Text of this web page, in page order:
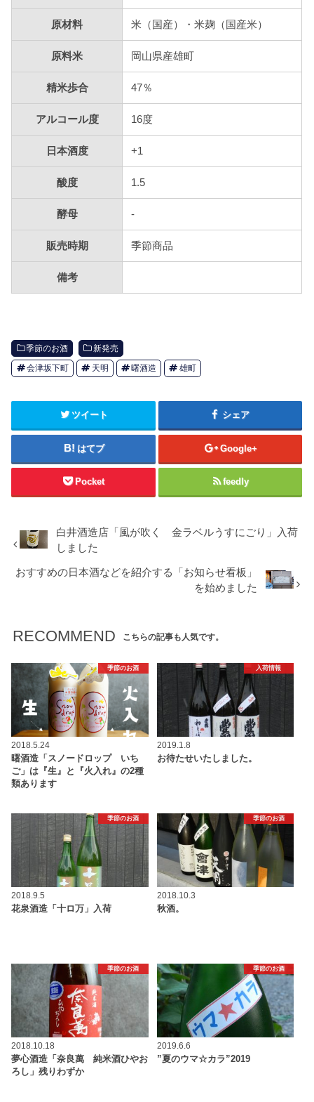
原材料 米（国産）・米麹（国産米）
原料米 岡山県産雄町
精米歩合 47％
アルコール度 16度
日本酒度 +1
酸度 1.5
酵母 -
販売時期 季節商品
備考
季節のお酒 新発売
会津坂下町 天明 曙酒造 雄町
ツイート シェア
はてブ Google+
Pocket feedly
白井酒造店「風が吹く 金ラベルうすにごり」入荷
しました
おすすめの日本酒などを紹介する「お知らせ看板」
を始めました
RECOMMEND こちらの記事も人気です。
季節のお酒
2018.5.24
曙酒造「スノードロップ いち
ご」は『生』と『火入れ』の2種
類あります
入荷情報
2019.1.8
お待たせいたしました。
季節のお酒
2018.9.5
花泉酒造「十ロ万」入荷
季節のお酒
2018.10.3
秋酒。
季節のお酒
2018.10.18
夢心酒造「奈良萬 純米酒ひやお
ろし」残りわずか
季節のお酒
2019.6.6
”夏のウマ☆カラ”2019